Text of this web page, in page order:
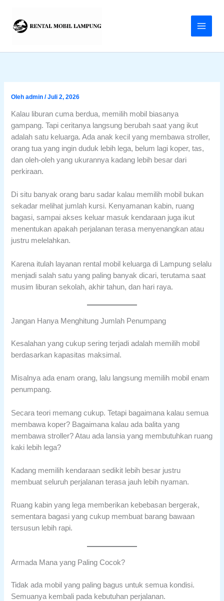
konten
Olehadmin/Juli 2, 2026
Kalau liburan cuma berdua, memilih mobil biasanya
gampang. Tapi ceritanya langsung berubah saat yang ikut
adalah satu keluarga. Ada anak kecil yang membawa stroller,
orang tua yang ingin duduk lebih lega, belum lagi koper, tas,
dan oleh-oleh yang ukurannya kadang lebih besar dari
perkiraan.
Di situ banyak orang baru sadar kalau memilih mobil bukan
sekadar melihat jumlah kursi. Kenyamanan kabin, ruang
bagasi, sampai akses keluar masuk kendaraan juga ikut
menentukan apakah perjalanan terasa menyenangkan atau
justru melelahkan.
Karena itulah layanan rental mobil keluarga di Lampung selalu
menjadi salah satu yang paling banyak dicari, terutama saat
musim liburan sekolah, akhir tahun, dan hari raya.
Jangan Hanya Menghitung Jumlah Penumpang
Kesalahan yang cukup sering terjadi adalah memilih mobil
berdasarkan kapasitas maksimal.
Misalnya ada enam orang, lalu langsung memilih mobil enam
penumpang.
Secara teori memang cukup. Tetapi bagaimana kalau semua
membawa koper? Bagaimana kalau ada balita yang
membawa stroller? Atau ada lansia yang membutuhkan ruang
kaki lebih lega?
Kadang memilih kendaraan sedikit lebih besar justru
membuat seluruh perjalanan terasa jauh lebih nyaman.
Ruang kabin yang lega memberikan kebebasan bergerak,
sementara bagasi yang cukup membuat barang bawaan
tersusun lebih rapi.
Armada Mana yang Paling Cocok?
Tidak ada mobil yang paling bagus untuk semua kondisi.
Semuanya kembali pada kebutuhan perjalanan.